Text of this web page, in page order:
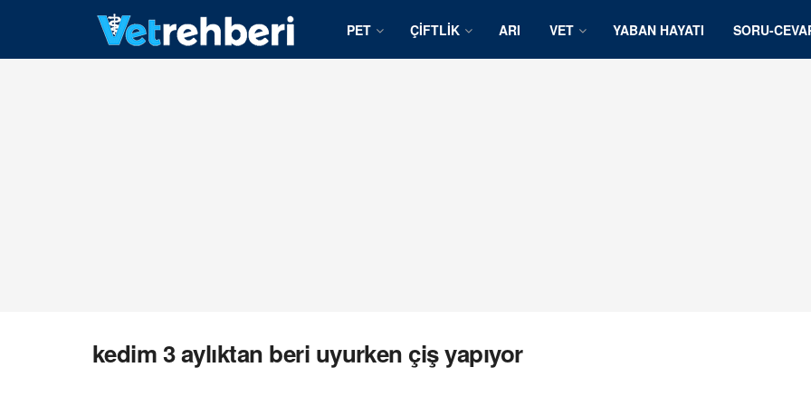
PET ÇIFTLIK ARI VET YABAN HAYATI SORU-
kedim 3 aylıktan beri uyurken çiş yapıyor